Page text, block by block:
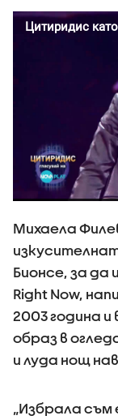
Михаела
Бионсе, за да
Right Now,
2003 година
образ в
и луда нощ
„Избрала